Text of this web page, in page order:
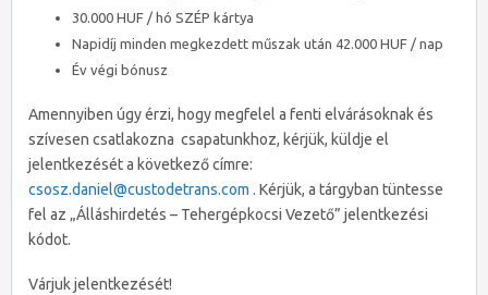
30.000 HUF / hó SZÉP kártya
Napidíj minden megkezdett műszak után 42.000 HUF / nap
Év végi bónusz
Amennyiben úgy érzi, hogy megfelel a fenti elvárásoknak és
szívesen csatlakozna csapatunkhoz, kérjük, küldje el
jelentkezését a következő címre:
csosz.daniel@custodetrans.com . Kérjük, a tárgyban tüntesse
fel az „Álláshirdetés – Tehergépkocsi Vezető” jelentkezési
kódot.
Várjuk jelentkezését!